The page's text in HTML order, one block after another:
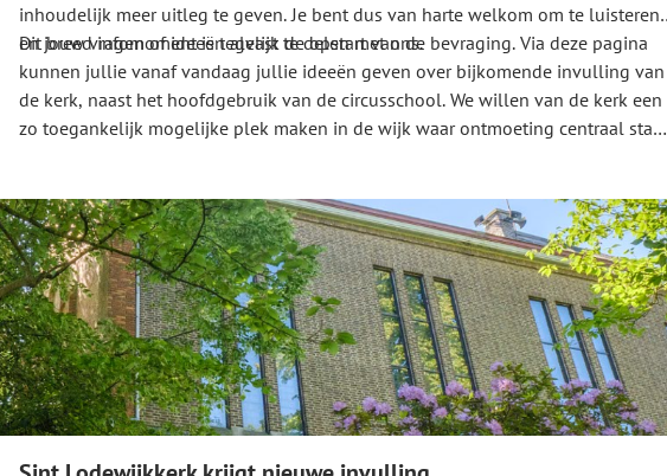
inhoudelijk meer uitleg te geven. Je bent dus van harte welkom om te luisteren
en jouw vragen of ideeën alvast te delen met ons.
Dit breed infomoment is tegelijk de opstart van de bevraging. Via deze pagina
kunnen jullie vanaf vandaag jullie ideeën geven over bijkomende invulling van
de kerk, naast het hoofdgebruik van de circusschool. We willen van de kerk een
zo toegankelijk mogelijke plek maken in de wijk waar ontmoeting centraal staat.